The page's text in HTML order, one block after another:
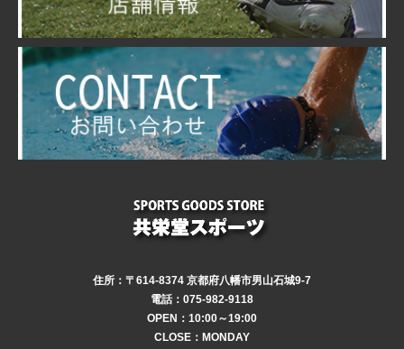
住所：〒614-8374 京都府八幡市男山石城9-7
電話：075-982-9118
OPEN：10:00～19:00
CLOSE：MONDAY